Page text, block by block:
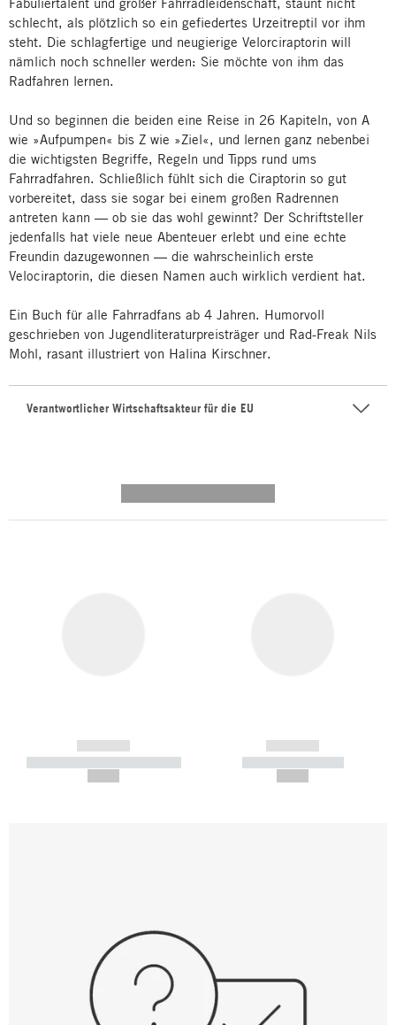
schlecht, als plötzlich so ein gefiedertes Urzeitreptil vor ihm
steht. Die schlagfertige und neugierige Velorciraptorin will
nämlich noch schneller werden: Sie möchte von ihm das
Radfahren lernen.
Und so beginnen die beiden eine Reise in 26 Kapiteln, von A
wie »Aufpumpen« bis Z wie »Ziel«, und lernen ganz nebenbei
die wichtigsten Begriffe, Regeln und Tipps rund ums
Fahrradfahren. Schließlich fühlt sich die Ciraptorin so gut
vorbereitet, dass sie sogar bei einem großen Radrennen
antreten kann — ob sie das wohl gewinnt? Der Schriftsteller
jedenfalls hat viele neue Abenteuer erlebt und eine echte
Freundin dazugewonnen — die wahrscheinlich erste
Velociraptorin, die diesen Namen auch wirklich verdient hat.
Ein Buch für alle Fahrradfans ab 4 Jahren. Humorvoll
geschrieben von Jugendliteraturpreisträger und Rad-Freak Nils
Mohl, rasant illustriert von Halina Kirschner.
Verantwortlicher Wirtschaftsakteur für die EU
------------
----------- ----------- -----------
------------
----------- -----------